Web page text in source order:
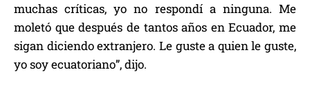
muchas críticas, yo no respondí a ninguna. Me
moletó que después de tantos años en Ecuador, me
sigan diciendo extranjero. Le guste a quien le guste,
yo soy ecuatoriano”, dijo.